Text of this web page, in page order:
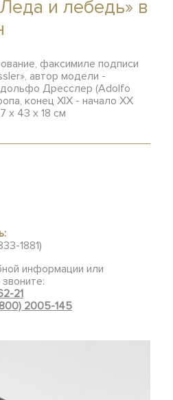
и лебедь» в
факсимиле подписи
автор модели -
Дресслер (Adolfo
конец XIX - начало XX
х 43 х 18 см
1881)
информации или
21
2005-145